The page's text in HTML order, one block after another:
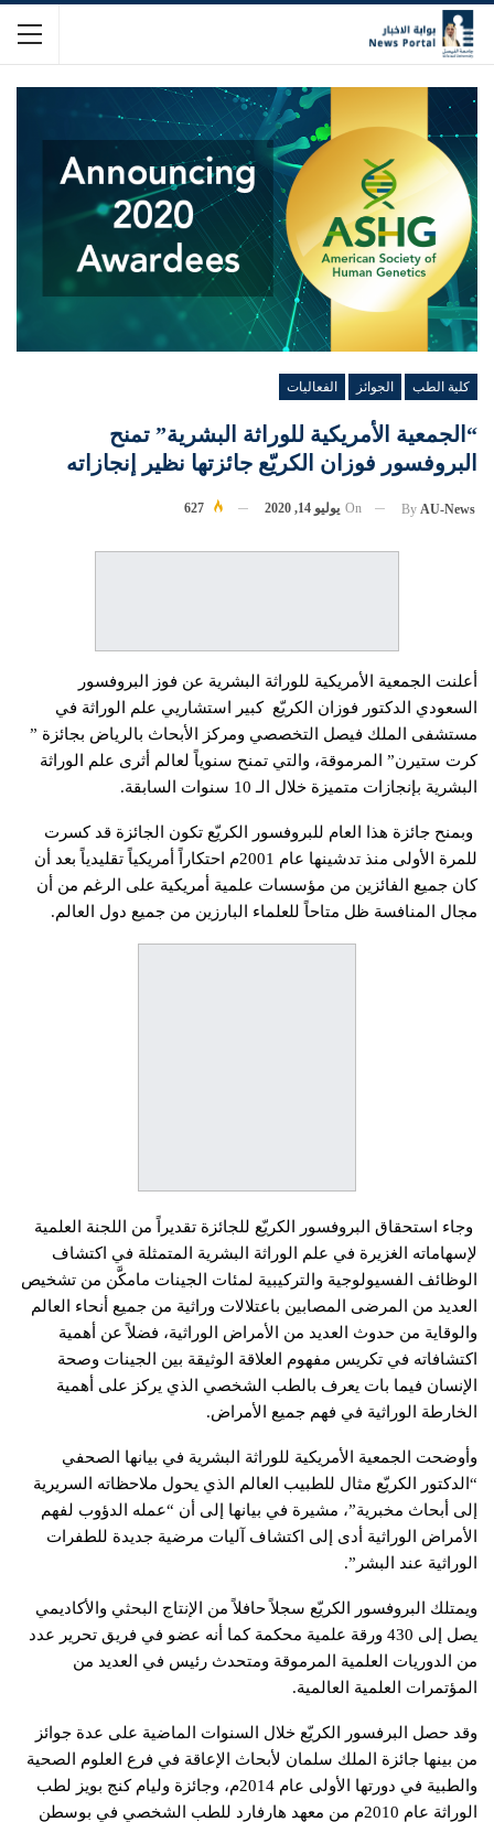
كلية الطب الجوائز الفعاليات
“الجمعية الأمريكية للوراثة البشرية” تمنح
البروفسور فوزان الكريّع جائزتها نظير إنجازاته
By AU-News
On يوليو 14, 2020 627
أعلنت الجمعية الأمريكية للوراثة البشرية عن فوز البروفسور
السعودي الدكتور فوزان الكريّع كبير استشاريي علم الوراثة في
مستشفى الملك فيصل التخصصي ومركز الأبحاث بالرياض بجائزة ”
كرت ستيرن” المرموقة، والتي تمنح سنوياً لعالم أثرى علم الوراثة
البشرية بإنجازات متميزة خلال الـ 10 سنوات السابقة.
وبمنح جائزة هذا العام للبروفسور الكريّع تكون الجائزة قد كسرت
للمرة الأولى منذ تدشينها عام 2001م احتكاراً أمريكياً تقليدياً بعد أن
كان جميع الفائزين من مؤسسات علمية أمريكية على الرغم من أن
مجال المنافسة ظل متاحاً للعلماء البارزين من جميع دول العالم.
وجاء استحقاق البروفسور الكريّع للجائزة تقديراً من اللجنة العلمية
لإسهاماته الغزيرة في علم الوراثة البشرية المتمثلة في اكتشاف
الوظائف الفسيولوجية والتركيبية لمئات الجينات مامكَّن من تشخيص
العديد من المرضى المصابين باعتلالات وراثية من جميع أنحاء العالم
والوقاية من حدوث العديد من الأمراض الوراثية، فضلاً عن أهمية
اكتشافاته في تكريس مفهوم العلاقة الوثيقة بين الجينات وصحة
الإنسان فيما بات يعرف بالطب الشخصي الذي يركز على أهمية
الخارطة الوراثية في فهم جميع الأمراض.
وأوضحت الجمعية الأمريكية للوراثة البشرية في بيانها الصحفي
“الدكتور الكريّع مثال للطبيب العالم الذي يحول ملاحظاته السريرية
إلى أبحاث مخبرية”، مشيرة في بيانها إلى أن “عمله الدؤوب لفهم
الأمراض الوراثية أدى إلى اكتشاف آليات مرضية جديدة للطفرات
الوراثية عند البشر”.
ويمتلك البروفسور الكريّع سجلاً حافلاً من الإنتاج البحثي والأكاديمي
يصل إلى 430 ورقة علمية محكمة كما أنه عضو في فريق تحرير عدد
من الدوريات العلمية المرموقة ومتحدث رئيس في العديد من
المؤتمرات العلمية العالمية.
وقد حصل البرفسور الكريّع خلال السنوات الماضية على عدة جوائز
من بينها جائزة الملك سلمان لأبحاث الإعاقة في فرع العلوم الصحية
والطبية في دورتها الأولى عام 2014م، وجائزة وليام كنج بويز لطب
الوراثة عام 2010م من معهد هارفارد للطب الشخصي في بوسطن